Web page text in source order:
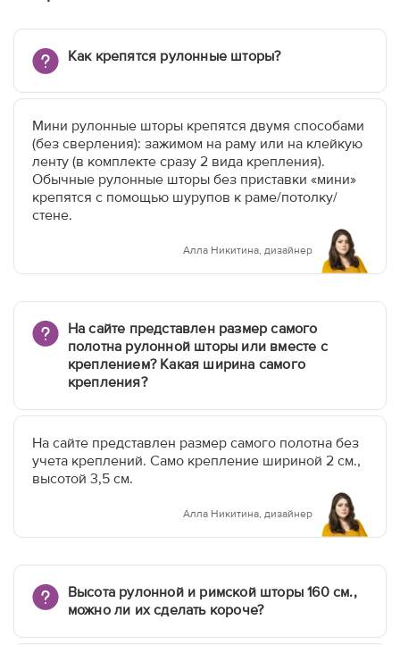
Как крепятся рулонные шторы?
Мини рулонные шторы крепятся двумя способами
(без сверления): зажимом на раму или на клейкую
ленту (в комплекте сразу 2 вида крепления).
Обычные рулонные шторы без приставки «мини»
крепятся с помощью шурупов к раме/потолку/
стене.
Алла Никитина, дизайнер
На сайте представлен размер самого
полотна рулонной шторы или вместе с
креплением? Какая ширина самого
крепления?
На сайте представлен размер самого полотна без
учета креплений. Само крепление шириной 2 см.,
высотой 3,5 см.
Алла Никитина, дизайнер
Высота рулонной и римской шторы 160 см.,
можно ли их сделать короче?